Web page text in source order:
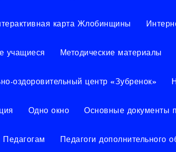
карта Жлобинщины
учащиеся Методические материалы
оздоровительный центр «Зубренок»
Одно окно Основные документы
Педагогам Педагоги дополнительного